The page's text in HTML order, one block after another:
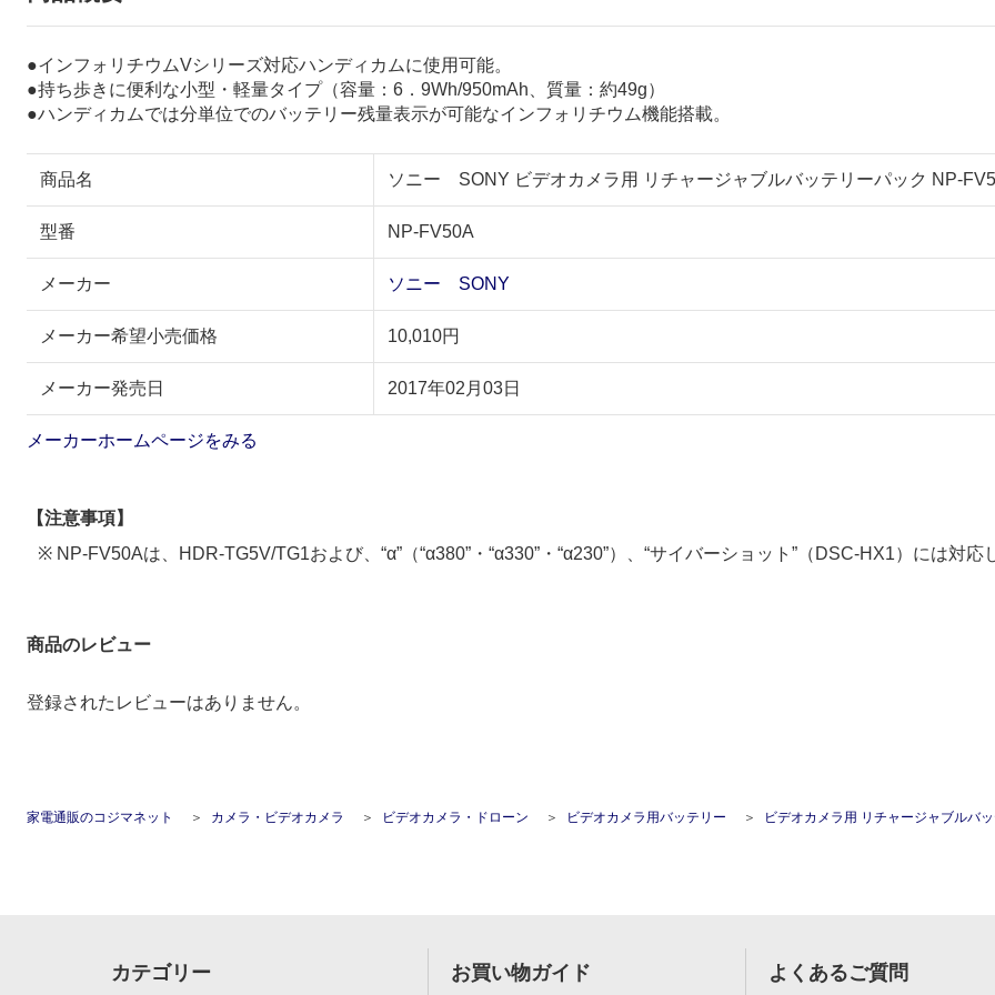
●インフォリチウムVシリーズ対応ハンディカムに使用可能。
●持ち歩きに便利な小型・軽量タイプ（容量：6．9Wh/950mAh、質量：約49g）
●ハンディカムでは分単位でのバッテリー残量表示が可能なインフォリチウム機能搭載。
商品名 ソニー SONY ビデオカメラ用 リチャージャブルバッテリーパック NP-
型番 NP-FV50A
メーカー ソニー SONY
メーカー希望小売価格 10,010円
メーカー発売日 2017年02月03日
メーカーホームページをみる
【注意事項】
※ NP-FV50Aは、HDR-TG5V/TG1および、“α”（“α380”・“α330”・“α230”）、“サイバーショット”（DSC-HX1）には対
商品のレビュー
登録されたレビューはありません。
家電通販のコジマネット カメラ・ビデオカメラ ビデオカメラ・ドローン ビデオカメラ用バッテリー ビデオカメラ用 リチャージャブルバッテリー
カテゴリー お買い物ガイド よくあるご質問